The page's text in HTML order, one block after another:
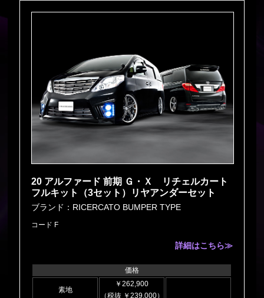
20 アルファード 前期 Ｇ・Ｘ リチェルカート
フルキット（3セット）リヤアンダーセット
ブランド：RICERCATO BUMPER TYPE
コード F
詳細はこちら≫
価格
素地
￥262,900
（税抜 ￥239,000）